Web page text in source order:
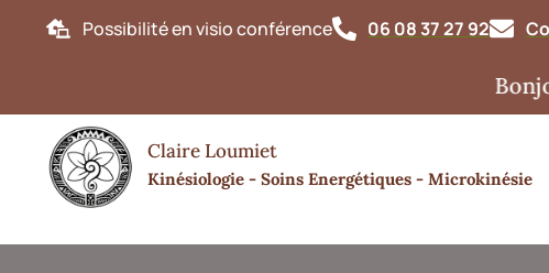
Possibilité en visio conférence 06 08 37 27 92
Bonjour,
Claire Loumiet
Kinésiologie - Soins Energétiques - Microkinésie